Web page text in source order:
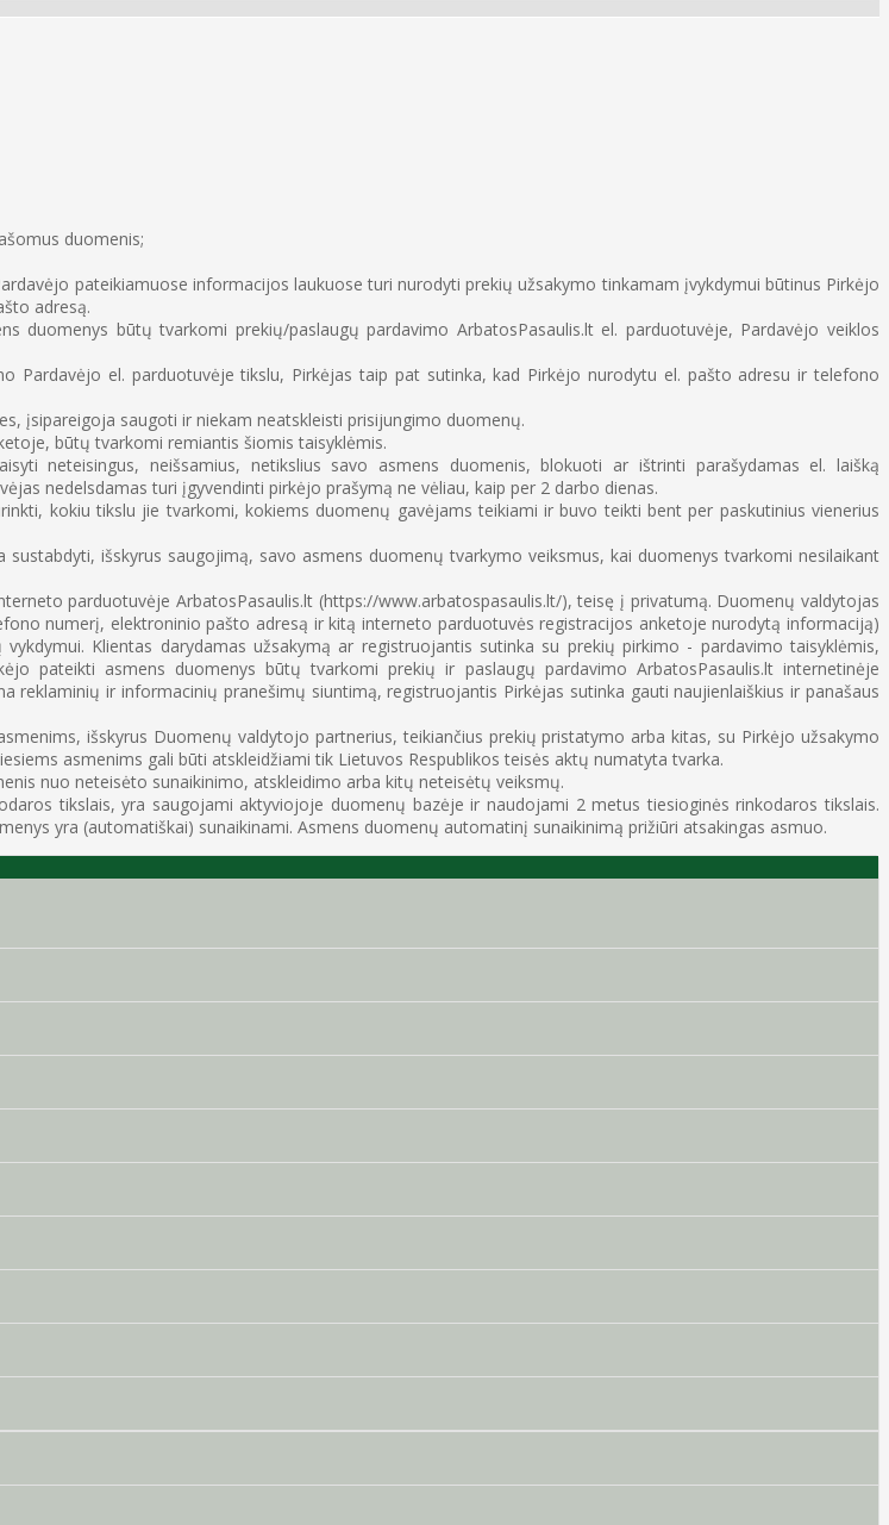
duomenis;
pateikiamuose informacijos laukuose turi nurodyti prekių užsakymo tinkamam įvykdymui būtinus Pirkėjo
adresą.
duomenys būtų tvarkomi prekių/paslaugų pardavimo ArbatosPasaulis.lt el. parduotuvėje, Pardavėjo veiklos
Pardavėjo el. parduotuvėje tikslu, Pirkėjas taip pat sutinka, kad Pirkėjo nurodytu el. pašto adresu ir telefono
įsipareigoja saugoti ir niekam neatskleisti prisijungimo duomenų.
būtų tvarkomi remiantis šiomis taisyklėmis.
neteisingus, neišsamius, netikslius savo asmens duomenis, blokuoti ar ištrinti parašydamas el. laišką
nedelsdamas turi įgyvendinti pirkėjo prašymą ne vėliau, kaip per 2 darbo dienas.
kokiu tikslu jie tvarkomi, kokiems duomenų gavėjams teikiami ir buvo teikti bent per paskutinius vienerius
išskyrus saugojimą, savo asmens duomenų tvarkymo veiksmus, kai duomenys tvarkomi nesilaikant
parduotuvėje ArbatosPasaulis.lt (https://www.arbatospasaulis.lt/), teisę į privatumą. Duomenų valdytojas
numerį, elektroninio pašto adresą ir kitą interneto parduotuvės registracijos anketoje nurodytą informaciją)
Klientas darydamas užsakymą ar registruojantis sutinka su prekių pirkimo - pardavimo taisyklėmis,
pateikti asmens duomenys būtų tvarkomi prekių ir paslaugų pardavimo ArbatosPasaulis.lt internetinėje
ir informacinių pranešimų siuntimą, registruojantis Pirkėjas sutinka gauti naujienlaiškius ir panašaus
išskyrus Duomenų valdytojo partnerius, teikiančius prekių pristatymo arba kitas, su Pirkėjo užsakymo
asmenims gali būti atskleidžiami tik Lietuvos Respublikos teisės aktų numatyta tvarka.
nuo neteisėto sunaikinimo, atskleidimo arba kitų neteisėtų veiksmų.
tikslais, yra saugojami aktyviojoje duomenų bazėje ir naudojami 2 metus tiesioginės rinkodaros tikslais.
yra (automatiškai) sunaikinami. Asmens duomenų automatinį sunaikinimą prižiūri atsakingas asmuo.